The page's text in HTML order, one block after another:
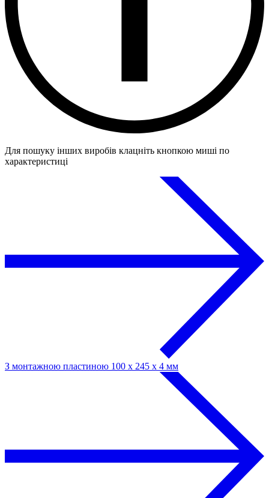
Для пошуку інших виробів клацніть кнопкою миші по
характеристиці
З монтажною пластиною 100 x 245 x 4 мм